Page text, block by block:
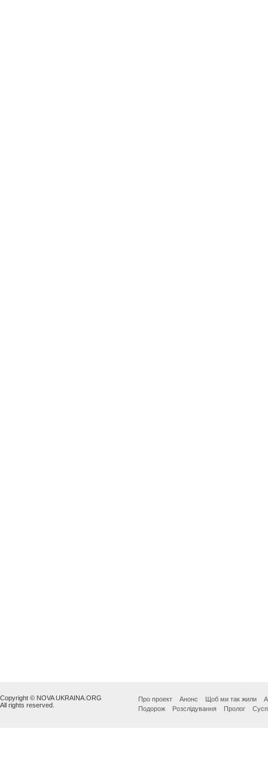
Copyright © NOVA UKRAINA.ORG
All rights reserved.
Про проект Анонс Щоб ми так жили
Подорож
Розслідування Пролог